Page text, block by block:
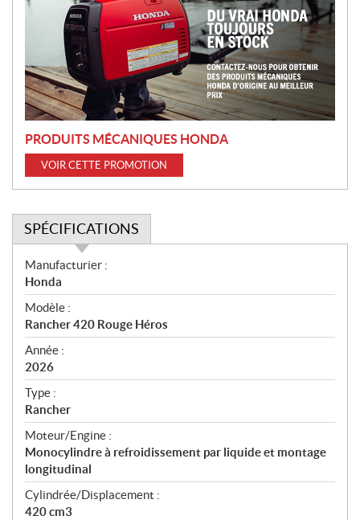
i
o
n
PRODUITS MÉCANIQUES HONDA
VOIR CETTE PROMOTION
SPÉCIFICATIONS
S
p
é
c
i
f
i
c
a
t
i
o
n
s
Manufacturier :
Honda
Modèle :
Rancher 420 Rouge Héros
Année :
2026
Type :
Rancher
Moteur/Engine :
Monocylindre à refroidissement par liquide et montage
longitudinal
Cylindrée/Displacement :
420 cm3